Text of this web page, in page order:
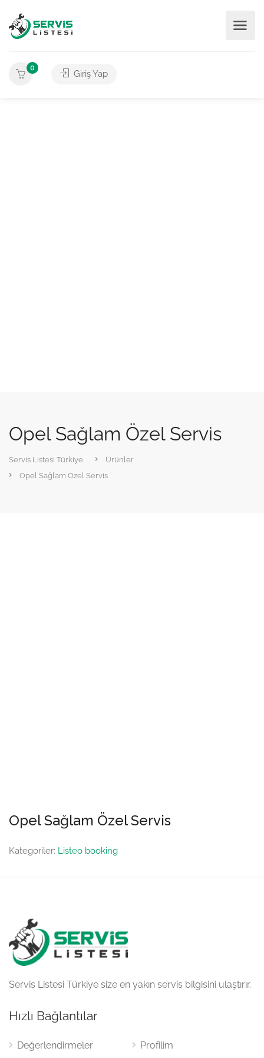
0
Giriş Yap
Opel Sağlam Özel Servis
Servis Listesi Türkiye
Ürünler
Opel Sağlam Özel Servis
Opel Sağlam Özel Servis
Kategoriler: Listeo booking
Servis Listesi Türkiye size en yakın servis bilgisini ulaştırır.
Hızlı Bağlantılar
Değerlendirmeler Profilim